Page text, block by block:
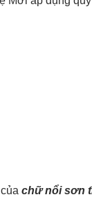
chữ nổi sơn